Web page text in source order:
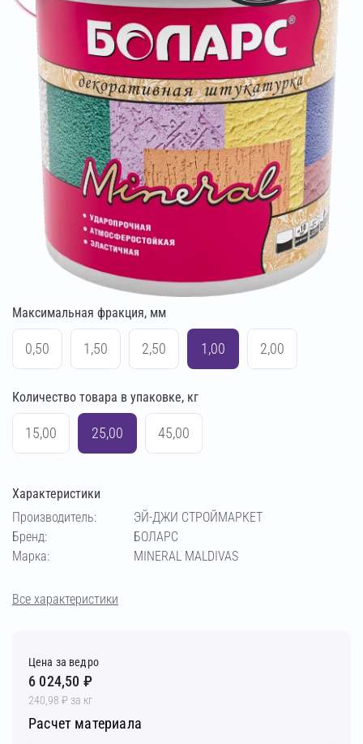
Максимальная фракция, мм
0,50 1,50 2,50 1,00 2,00
Количество товара в упаковке, кг
15,00 25,00 45,00
Характеристики
Производитель:
ЭЙ-ДЖИ СТРОЙМАРКЕТ
Бренд:
БОЛАРС
Марка:
MINERAL MALDIVAS
Все характеристики
Цена за ведро
6 024,50 ₽
240,98 ₽ за кг
Расчет материала